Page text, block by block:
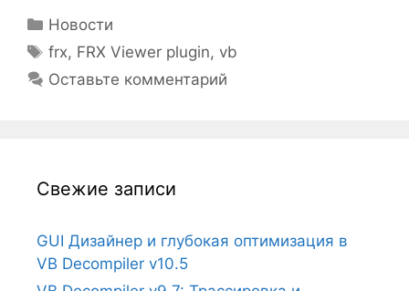
Рубрики
Новости
Метки
frx, FRX Viewer plugin, vb
Оставьте комментарий
Свежие записи
GUI Дизайнер и глубокая оптимизация в
VB Decompiler v10.5